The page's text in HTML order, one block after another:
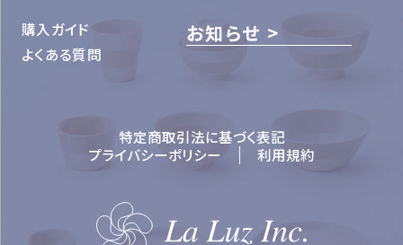
購入ガイド
よくある質問
お知らせ
特定商取引法に基づく表記
プライバシーポリシー
利用規約